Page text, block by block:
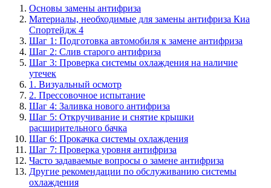
Основы замены антифриза
Материалы, необходимые для замены антифриза Киа
Спортейдж 4
Шаг 1: Подготовка автомобиля к замене антифриза
Шаг 2: Слив старого антифриза
Шаг 3: Проверка системы охлаждения на наличие
утечек
1. Визуальный осмотр
2. Прессовочное испытание
Шаг 4: Заливка нового антифриза
Шаг 5: Откручивание и снятие крышки
расширительного бачка
Шаг 6: Прокачка системы охлаждения
Шаг 7: Проверка уровня антифриза
Часто задаваемые вопросы о замене антифриза
Другие рекомендации по обслуживанию системы
охлаждения